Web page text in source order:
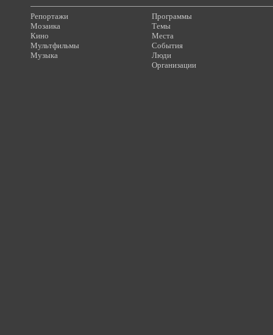
Репортажи
Мозаика
Кино
Мультфильмы
Музыка
Программы
Темы
Места
События
Люди
Организации